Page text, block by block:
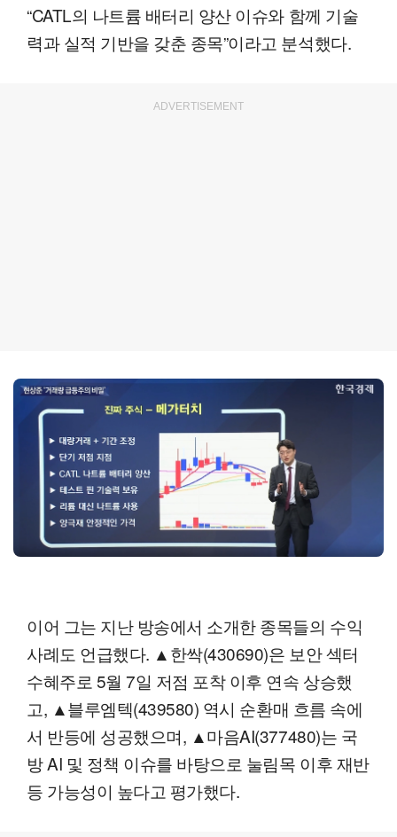
“CATL의 나트륨 배터리 양산 이슈와 함께 기술
력과 실적 기반을 갖춘 종목”이라고 분석했다.
ADVERTISEMENT
이어 그는 지난 방송에서 소개한 종목들의 수익
사례도 언급했다. ▲한싹(430690)은 보안 섹터
수혜주로 5월 7일 저점 포착 이후 연속 상승했
고, ▲블루엠텍(439580) 역시 순환매 흐름 속에
서 반등에 성공했으며, ▲마음AI(377480)는 국
방 AI 및 정책 이슈를 바탕으로 눌림목 이후 재반
등 가능성이 높다고 평가했다.